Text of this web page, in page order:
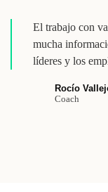
El trabajo con
mucha
líderes y los
Rocío
Coach